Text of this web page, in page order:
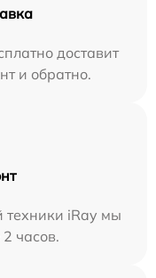
доставит
и обратно.
техники iRay мы
часов.